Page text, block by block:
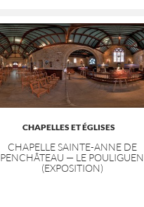
CHAPELLES ET ÉGLISES
CHAPELLE SAINTE-ANNE DE
PENCHÂTEAU — LE POULIGUEN
(EXPOSITION)